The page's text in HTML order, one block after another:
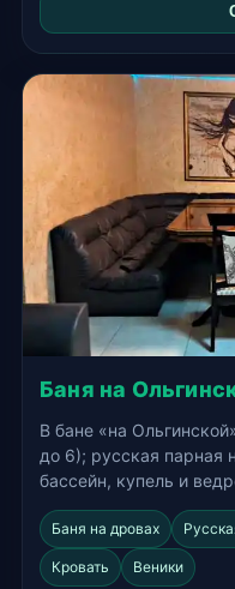
Баня на
В бане «на
до 6); русская парная
бассейн, купель и
Баня на дровах
Кровать Веники